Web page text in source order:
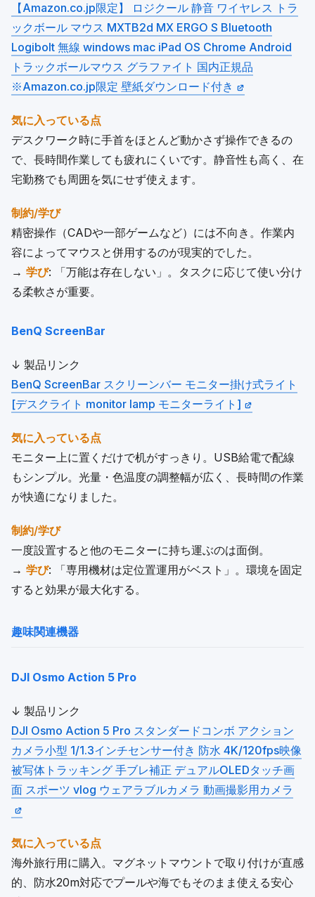
【Amazon.co.jp限定】 ロジクール 静音 ワイヤレス トラ
ックボール マウス MXTB2d MX ERGO S Bluetooth
Logibolt 無線 windows mac iPad OS Chrome Android
トラックボールマウス グラファイト 国内正規品
※Amazon.co.jp限定 壁紙ダウンロード付き
気に入っている点
デスクワーク時に手首をほとんど動かさず操作できるの
で、長時間作業しても疲れにくいです。静音性も高く、在
宅勤務でも周囲を気にせず使えます。
制約/学び
精密操作（CADや一部ゲームなど）には不向き。作業内
容によってマウスと併用するのが現実的でした。
→ 学び: 「万能は存在しない」。タスクに応じて使い分け
る柔軟さが重要。
BenQ ScreenBar
↓ 製品リンク
BenQ ScreenBar スクリーンバー モニター掛け式ライト
[デスクライト monitor lamp モニターライト]
気に入っている点
モニター上に置くだけで机がすっきり。USB給電で配線
もシンプル。光量・色温度の調整幅が広く、長時間の作業
が快適になりました。
制約/学び
一度設置すると他のモニターに持ち運ぶのは面倒。
→ 学び: 「専用機材は定位置運用がベスト」。環境を固定
すると効果が最大化する。
趣味関連機器
DJI Osmo Action 5 Pro
↓ 製品リンク
DJI Osmo Action 5 Pro スタンダードコンボ アクション
カメラ小型 1/1.3インチセンサー付き 防水 4K/120fps映像
被写体トラッキング 手ブレ補正 デュアルOLEDタッチ画
面 スポーツ vlog ウェアラブルカメラ 動画撮影用カメラ
気に入っている点
海外旅行用に購入。マグネットマウントで取り付けが直感
的、防水20m対応でプールや海でもそのまま使える安心